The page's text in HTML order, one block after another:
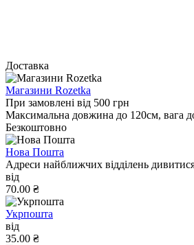
Доставка
Магазини Rozetka
При замовлені від 500 грн
Максимальна довжина до 120см, вага
Безкоштовно
Нова Пошта
Адреси найближчих відділень
від
70.00 ₴
Укрпошта
від
35.00 ₴